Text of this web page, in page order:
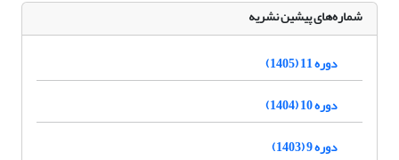
شماره‌های پیشین نشریه
دوره 11 (1405)
دوره 10 (1404)
دوره 9 (1403)